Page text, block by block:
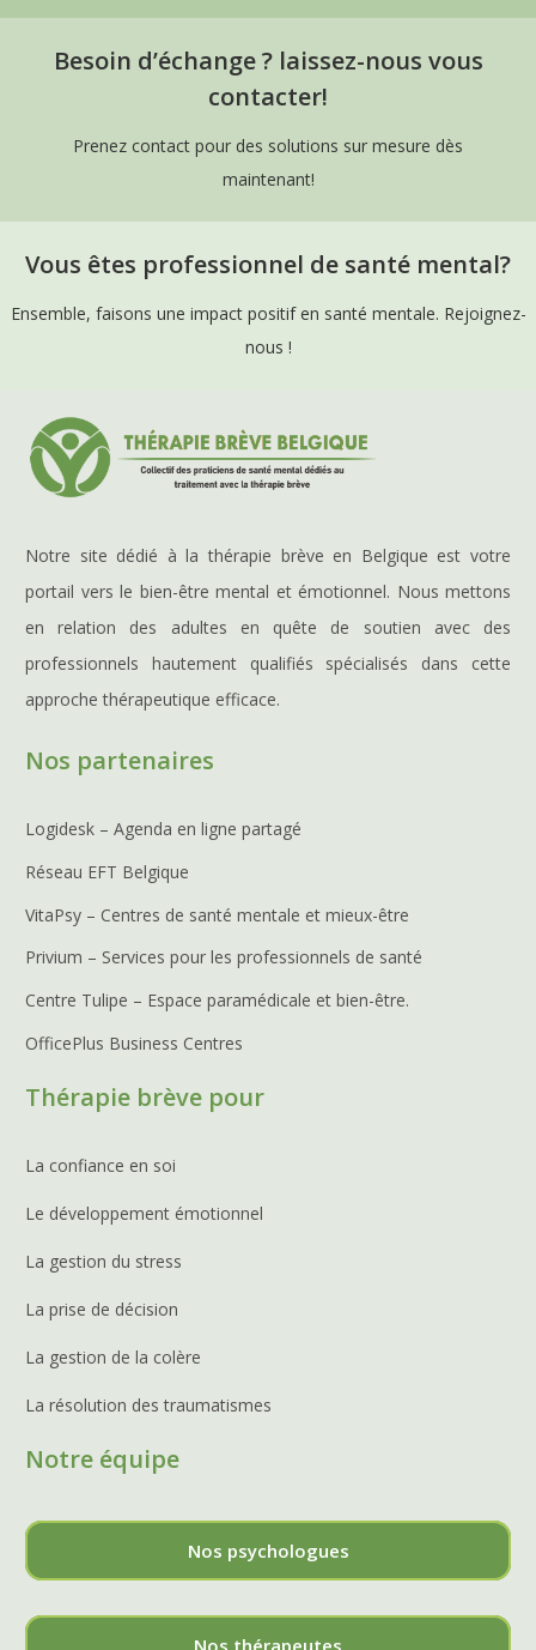
Besoin d’échange ? laissez-nous vous
contacter!
Prenez contact pour des solutions sur mesure dès
maintenant!
Vous êtes professionnel de santé mental?
Ensemble, faisons une impact positif en santé mentale. Rejoignez-
nous !
Notre site dédié à la thérapie brève en Belgique est votre
portail vers le bien-être mental et émotionnel. Nous mettons
en relation des adultes en quête de soutien avec des
professionnels hautement qualifiés spécialisés dans cette
approche thérapeutique efficace.
Nos partenaires
Logidesk – Agenda en ligne partagé
Réseau EFT Belgique
VitaPsy – Centres de santé mentale et mieux-être
Privium – Services pour les professionnels de santé
Centre Tulipe – Espace paramédicale et bien-être.
OfficePlus Business Centres
Thérapie brève pour
La confiance en soi
Le développement émotionnel
La gestion du stress
La prise de décision
La gestion de la colère
La résolution des traumatismes
Notre équipe
Nos psychologues
Nos thérapeutes